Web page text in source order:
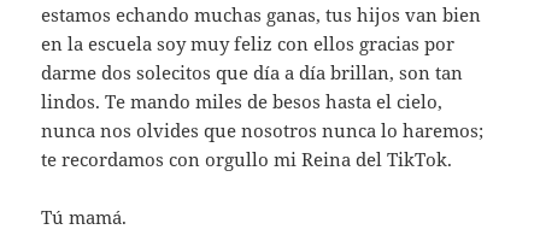
estamos echando muchas ganas, tus hijos van bien
en la escuela soy muy feliz con ellos gracias por
darme dos solecitos que día a día brillan, son tan
lindos. Te mando miles de besos hasta el cielo,
nunca nos olvides que nosotros nunca lo haremos;
te recordamos con orgullo mi Reina del TikTok.
Tú mamá.